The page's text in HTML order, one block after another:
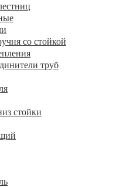
со стойкой
труб
стойки